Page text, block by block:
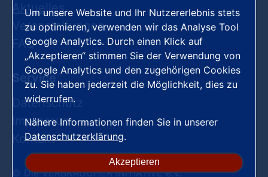
Aktuelles
Veranstaltungen
FAQ
Service
Datenschutz
Impressum
Kontakt
© Die VERBRAUCHER INITIATIVE e.V.
Um unsere Website und Ihr Nutzererlebnis stets
zu optimieren, verwenden wir das Analyse Tool
Google Analytics. Durch einen Klick auf
„Akzeptieren“ stimmen Sie der Verwendung von
Google Analytics und den zugehörigen Cookies
zu. Sie haben jederzeit die Möglichkeit, dies zu
widerrufen.
Nähere Informationen finden Sie in unserer
Datenschutzerklärung.
Akzeptieren